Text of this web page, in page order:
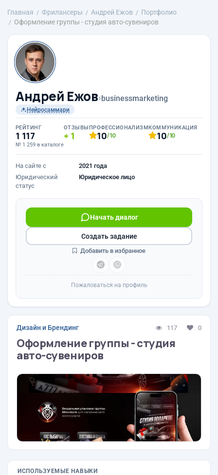
Главная Фрилансеры Андрей Ежов
Портфолио
Оформление группы - студия авто-сувениров
Андрей Ежов›businessmarketing
Нейросаммари
РЕЙТИНГ
1 117
№ 1 259 в каталоге
ОТЗЫВЫ
1
ПРОФЕССИОНАЛИЗМ
10/10
КОММУНИКАЦИЯ
10/10
На сайте с
2021 года
Юридический
статус
Юридическое лицо
Начать диалог
Создать задание
Добавить в избранное
Пожаловаться на профиль
Дизайн и Брендинг 117 0
Оформление группы - студия
авто-сувениров
ИСПОЛЬЗУЕМЫЕ НАВЫКИ